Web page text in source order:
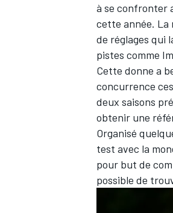
à se confronter
cette année. La
de réglages qui
pistes comme
Cette donne a
concurrence
deux saisons
obtenir une
Organisé
test avec la
pour but de
possible de